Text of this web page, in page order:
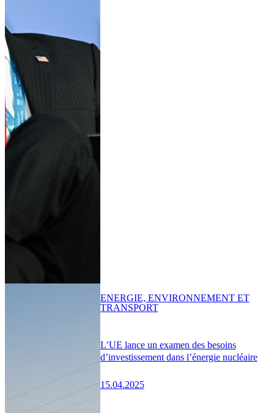
L’UE lance un examen des besoins
d’investissement dans l’énergie nucléaire
15.04.2025
ENERGIE, ENVIRONNEMENT ET
TRANSPORT